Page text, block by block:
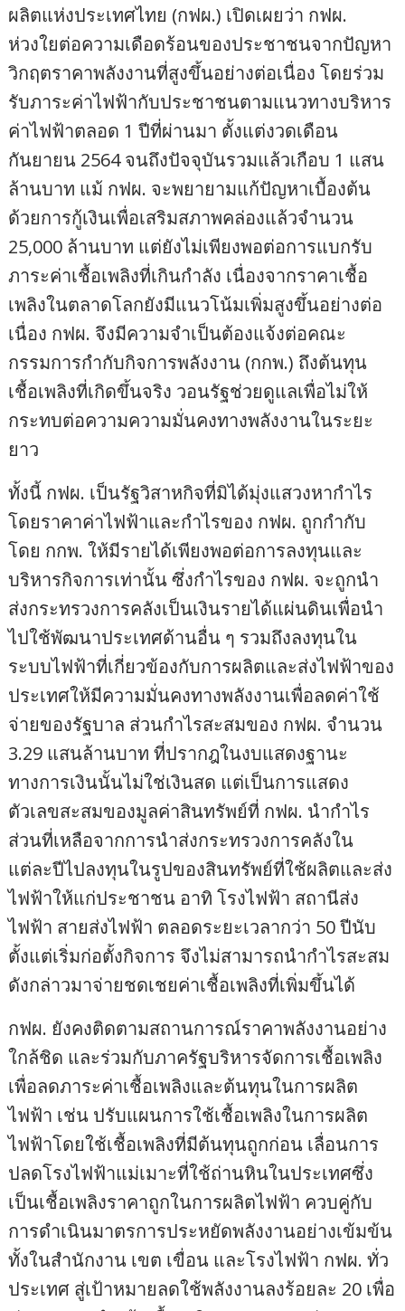
ผลิตแห่งประเทศไทย (กฟผ.) เปิดเผยว่า กฟผ.
ห่วงใยต่อความเดือดร้อนของประชาชนจากปัญหา
วิกฤตราคาพลังงานที่สูงขึ้นอย่างต่อเนื่อง โดยร่วม
รับภาระค่าไฟฟ้ากับประชาชนตามแนวทางบริหาร
ค่าไฟฟ้าตลอด 1 ปีที่ผ่านมา ตั้งแต่งวดเดือน
กันยายน 2564 จนถึงปัจจุบันรวมแล้วเกือบ 1 แสน
ล้านบาท แม้ กฟผ. จะพยายามแก้ปัญหาเบื้องต้น
ด้วยการกู้เงินเพื่อเสริมสภาพคล่องแล้วจำนวน
25,000 ล้านบาท แต่ยังไม่เพียงพอต่อการแบกรับ
ภาระค่าเชื้อเพลิงที่เกินกำลัง เนื่องจากราคาเชื้อ
เพลิงในตลาดโลกยังมีแนวโน้มเพิ่มสูงขึ้นอย่างต่อ
เนื่อง กฟผ. จึงมีความจำเป็นต้องแจ้งต่อคณะ
กรรมการกำกับกิจการพลังงาน (กกพ.) ถึงต้นทุน
เชื้อเพลิงที่เกิดขึ้นจริง วอนรัฐช่วยดูแลเพื่อไม่ให้
กระทบต่อความความมั่นคงทางพลังงานในระยะ
ยาว
ทั้งนี้ กฟผ. เป็นรัฐวิสาหกิจที่มิได้มุ่งแสวงหากำไร
โดยราคาค่าไฟฟ้าและกำไรของ กฟผ. ถูกกำกับ
โดย กกพ. ให้มีรายได้เพียงพอต่อการลงทุนและ
บริหารกิจการเท่านั้น ซึ่งกำไรของ กฟผ. จะถูกนำ
ส่งกระทรวงการคลังเป็นเงินรายได้แผ่นดินเพื่อนำ
ไปใช้พัฒนาประเทศด้านอื่น ๆ รวมถึงลงทุนใน
ระบบไฟฟ้าที่เกี่ยวข้องกับการผลิตและส่งไฟฟ้าของ
ประเทศให้มีความมั่นคงทางพลังงานเพื่อลดค่าใช้
จ่ายของรัฐบาล ส่วนกำไรสะสมของ กฟผ. จำนวน
3.29 แสนล้านบาท ที่ปรากฎในงบแสดงฐานะ
ทางการเงินนั้นไม่ใช่เงินสด แต่เป็นการแสดง
ตัวเลขสะสมของมูลค่าสินทรัพย์ที่ กฟผ. นำกำไร
ส่วนที่เหลือจากการนำส่งกระทรวงการคลังใน
แต่ละปีไปลงทุนในรูปของสินทรัพย์ที่ใช้ผลิตและส่ง
ไฟฟ้าให้แก่ประชาชน อาทิ โรงไฟฟ้า สถานีส่ง
ไฟฟ้า สายส่งไฟฟ้า ตลอดระยะเวลากว่า 50 ปีนับ
ตั้งแต่เริ่มก่อตั้งกิจการ จึงไม่สามารถนำกำไรสะสม
ดังกล่าวมาจ่ายชดเชยค่าเชื้อเพลิงที่เพิ่มขึ้นได้
กฟผ. ยังคงติดตามสถานการณ์ราคาพลังงานอย่าง
ใกล้ชิด และร่วมกับภาครัฐบริหารจัดการเชื้อเพลิง
เพื่อลดภาระค่าเชื้อเพลิงและต้นทุนในการผลิต
ไฟฟ้า เช่น ปรับแผนการใช้เชื้อเพลิงในการผลิต
ไฟฟ้าโดยใช้เชื้อเพลิงที่มีต้นทุนถูกก่อน เลื่อนการ
ปลดโรงไฟฟ้าแม่เมาะที่ใช้ถ่านหินในประเทศซึ่ง
เป็นเชื้อเพลิงราคาถูกในการผลิตไฟฟ้า ควบคู่กับ
การดำเนินมาตรการประหยัดพลังงานอย่างเข้มข้น
ทั้งในสำนักงาน เขต เขื่อน และโรงไฟฟ้า กฟผ. ทั่ว
ประเทศ สู่เป้าหมายลดใช้พลังงานลงร้อยละ 20 เพื่อ